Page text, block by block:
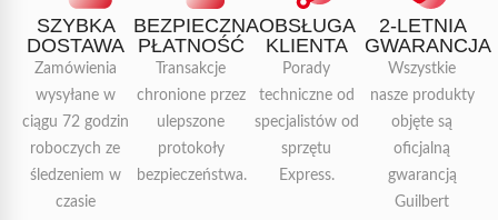
SZYBKA
DOSTAWA
Zamówienia
wysyłane w
ciągu 72 godzin
roboczych ze
śledzeniem w
czasie
BEZPIECZNA
PŁATNOŚĆ
Transakcje
chronione przez
ulepszone
protokoły
bezpieczeństwa.
OBSŁUGA
KLIENTA
Porady
techniczne od
specjalistów od
sprzętu
Express.
2-LETNIA
GWARANCJA
Wszystkie
nasze produkty
objęte są
oficjalną
gwarancją
Guilbert